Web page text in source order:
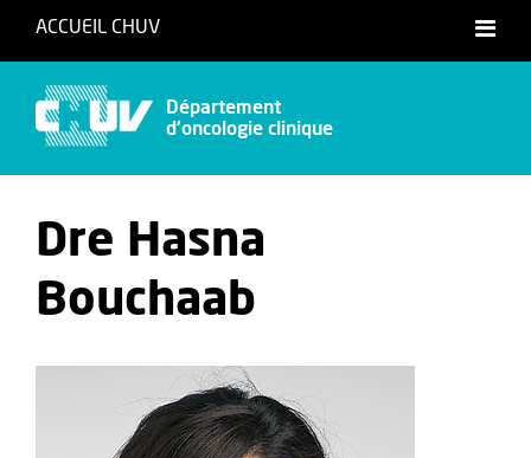
ACCUEIL CHUV
Département
d'oncologie clinique
Dre Hasna
Bouchaab